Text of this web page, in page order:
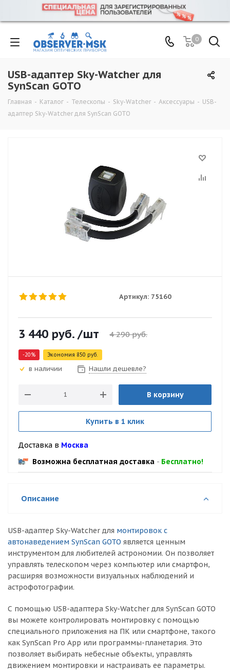
0
USB-адаптер Sky-Watcher для
SynScan GOTO
Главная - Каталог - Телескопы - Sky-Watcher - Аксессуары - USB-
адаптер Sky-Watcher для SynScan GOTO
Артикул: 75160
3 440 руб. /шт 4 290руб.
-20% Экономия 850 руб.
в наличии Нашли дешевле?
В корзину
Купить в 1 клик
Доставка в Москва
Возможна бесплатная доставка - Бесплатно!
Описание
USB-адаптер Sky-Watcher для монтировок с
автонаведением SynScan GOTO является ценным
инструментом для любителей астрономии. Он позволяет
управлять телескопом через компьютер или смартфон,
расширяя возможности визуальных наблюдений и
астрофотографии.
С помощью USB-адаптера Sky-Watcher для SynScan GOTO
вы можете контролировать монтировку с помощью
специального приложения на ПК или смартфоне, такого
как SynScan Pro App или программы-планетария. Это
позволяет выбирать небесные объекты, управлять
движением монтировки и настраивать ее параметры.